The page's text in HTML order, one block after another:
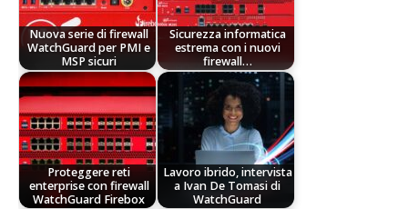
Nuova serie di firewall
WatchGuard per PMI e
MSP sicuri
Sicurezza informatica
estrema con i nuovi
firewall…
Proteggere reti
enterprise con firewall
WatchGuard Firebox
Lavoro ibrido, intervista
a Ivan De Tomasi di
WatchGuard